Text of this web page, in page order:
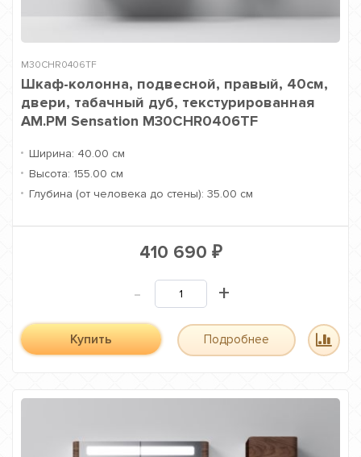
M30CHR0406TF
Шкаф-колонна, подвесной, правый, 40см,
двери, табачный дуб, текстурированная
AM.PM Sensation M30CHR0406TF
Ширина: 40.00 см
Высота: 155.00 см
Глубина (от человека до стены): 35.00 см
410 690 ₽
- +
Купить Подробнее